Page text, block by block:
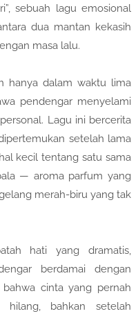
sebuah lagu emosional
dua mantan kekasih
masa lalu.
hanya dalam waktu lima
pendengar menyelami
Lagu ini bercerita
setelah lama
kecil tentang satu sama
— aroma parfum yang
merah-biru yang tak
hati yang dramatis,
berdamai dengan
cinta yang pernah
bahkan setelah